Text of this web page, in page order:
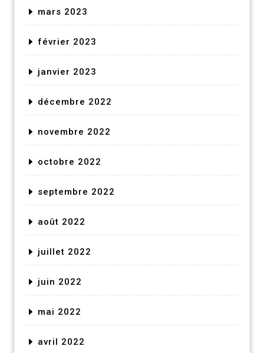
mars 2023
février 2023
janvier 2023
décembre 2022
novembre 2022
octobre 2022
septembre 2022
août 2022
juillet 2022
juin 2022
mai 2022
avril 2022